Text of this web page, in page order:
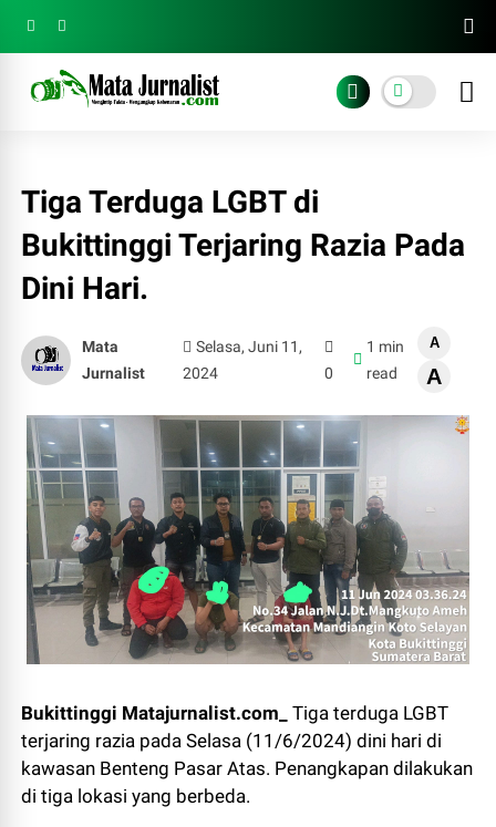
Tiga Terduga LGBT di
Bukittinggi Terjaring Razia Pada
Dini Hari.
Mata
Jurnalist
Selasa, Juni 11,
2024
0
1 min
read
A
A
Bukittinggi Matajurnalist.com_Tiga terduga LGBT
terjaring razia pada Selasa (11/6/2024) dini hari di
kawasan Benteng Pasar Atas. Penangkapan dilakukan
di tiga lokasi yang berbeda.